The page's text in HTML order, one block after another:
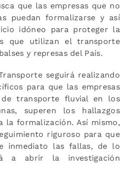
que las empresas que no
puedan formalizarse y así
idóneo para proteger la
que utilizan el transporte
y represas del País.
seguirá realizando
para que las empresas
transporte fluvial en los
superen los hallazgos
la formalización. Así mismo,
riguroso para que
inmediato las fallas, de lo
a abrir la investigación